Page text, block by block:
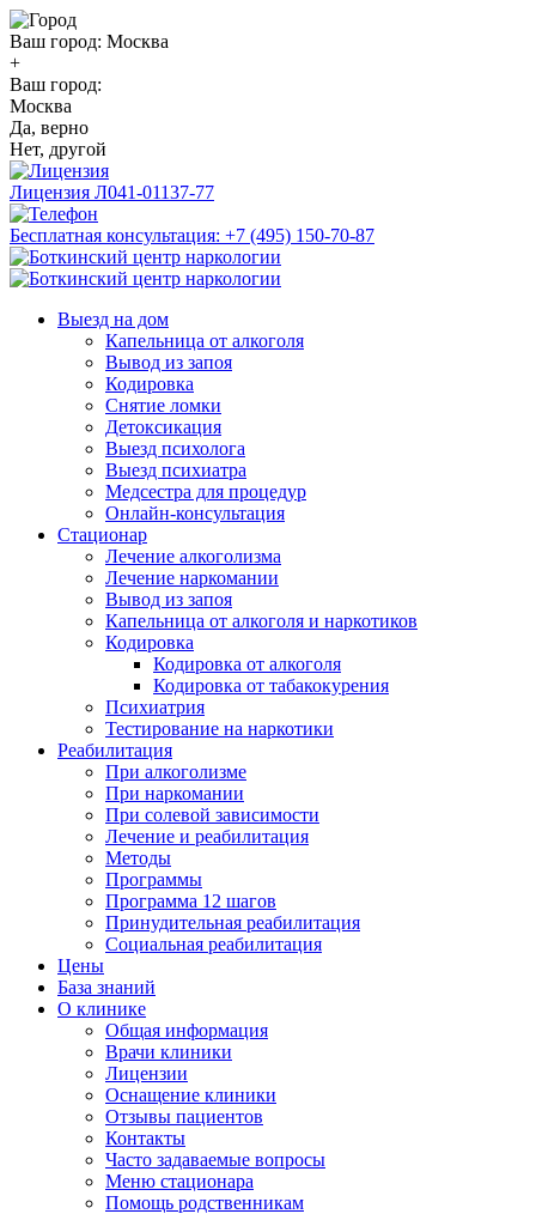
Ваш город: Москва
+
Ваш город:
Москва
Да, верно
Нет, другой
Лицензия Л041-01137-77
Бесплатная консультация: +7 (495) 150-70-87
Выезд на дом
Капельница от алкоголя
Вывод из запоя
Кодировка
Снятие ломки
Детоксикация
Выезд психолога
Выезд психиатра
Медсестра для процедур
Онлайн-консультация
Стационар
Лечение алкоголизма
Лечение наркомании
Вывод из запоя
Капельница от алкоголя и наркотиков
Кодировка
Кодировка от алкоголя
Кодировка от табакокурения
Психиатрия
Тестирование на наркотики
Реабилитация
При алкоголизме
При наркомании
При солевой зависимости
Лечение и реабилитация
Методы
Программы
Программа 12 шагов
Принудительная реабилитация
Социальная реабилитация
Цены
База знаний
О клинике
Общая информация
Врачи клиники
Лицензии
Оснащение клиники
Отзывы пациентов
Контакты
Часто задаваемые вопросы
Меню стационара
Помощь родственникам